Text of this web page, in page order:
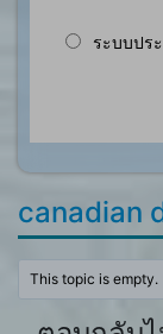
ระบบปร
canadian
This topic is empty.